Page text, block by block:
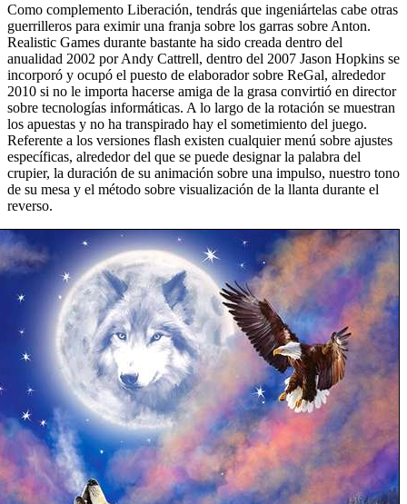
Como complemento Liberación, tendrás que ingeniártelas cabe otras
guerrilleros para eximir una franja sobre los garras sobre Anton.
Realistic Games durante bastante ha sido creada dentro del
anualidad 2002 por Andy Cattrell, dentro del 2007 Jason Hopkins se
incorporó y ocupó el puesto de elaborador sobre ReGal, alrededor
2010 si no le importa hacerse amiga de la grasa convirtió en director
sobre tecnologías informáticas. A lo largo de la rotación se muestran
los apuestas y no ha transpirado hay el sometimiento del juego.
Referente a los versiones flash existen cualquier menú sobre ajustes
específicas, alrededor del que se puede designar la palabra del
crupier, la duración de su animación sobre una impulso, nuestro tono
de su mesa y el método sobre visualización de la llanta durante el
reverso.